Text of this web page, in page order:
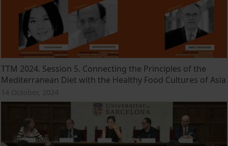
TTM 2024. Session 5. Connecting the Principles of the
Mediterranean Diet with the Healthy Food Cultures of Asia
14 October, 2024